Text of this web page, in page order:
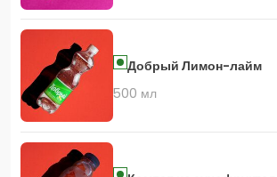
Добрый Лимон-лайм
500 мл